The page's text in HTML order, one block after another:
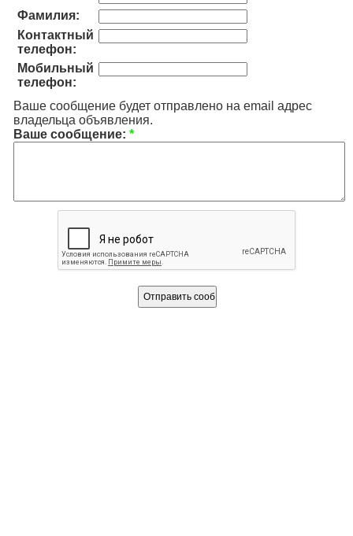
Фамилия:
Контактный
телефон:
Мобильный
телефон:
Ваше сообщение будет отправлено на email адрес
владельца объявления.
Ваше сообщение: *